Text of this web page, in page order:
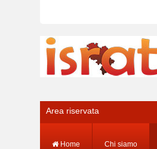
Area riservata
Home Chi siamo